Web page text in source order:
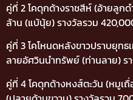
คู่ที่ 2 โคดุกด้างราชสีห์ (อ้ายลูก
ล้าน (แบ้นุ้ย) รางวัลรวม
คู่ที่ 3 โคโหนดหลังขาวปราบยุท
ลายอัศวินนำทรัพย์ (ท่านลาย) ร
คู่ที่ 4 โคดุกด้างหงส์ตะวัน (หมูเ